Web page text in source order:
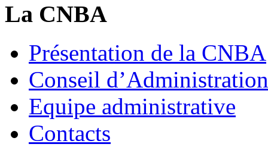
La CNBA
Présentation de la CNBA
Conseil d’Administration
Equipe administrative
Contacts